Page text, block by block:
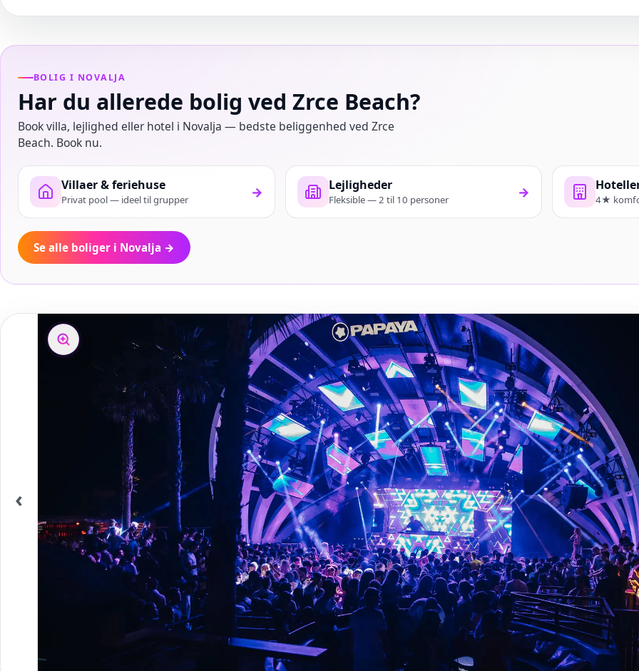
BOLIG I NOVALJA
Har du allerede bolig ved Zrce Beach?
Book villa, lejlighed eller hotel i Novalja — bedste beliggenhed ved Zrce
Beach. Book nu.
Villaer & feriehuse
Privat pool — ideel til grupper → Lejligheder
Fleksible — 2 til 10 personer → 4★
Se alle boliger i Novalja →
‹